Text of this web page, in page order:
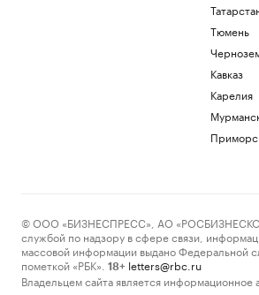
За день в регионах России сбили 281
В Киеве заявили о 16 тыс. иностранцев
Тюмень
Кавказ
Карелия
© ООО «БИЗНЕСПРЕСС», АО
службой по надзору в сфере связи,
массовой информации выдано Федеральной
пометкой «РБК».
18+ letters@rbc.ru
Владельцем сайта является информационное